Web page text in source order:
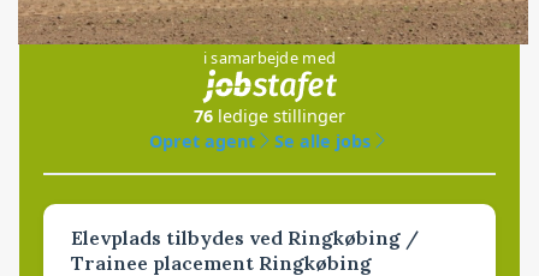
Jobs
i samarbejde med
76 ledige stillinger
Opret agent
Se alle jobs
Elevplads tilbydes ved Ringkøbing /
Trainee placement Ringkøbing